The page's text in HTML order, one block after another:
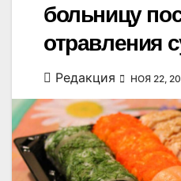
больницу
отравления
Редакция НОЯ 22,